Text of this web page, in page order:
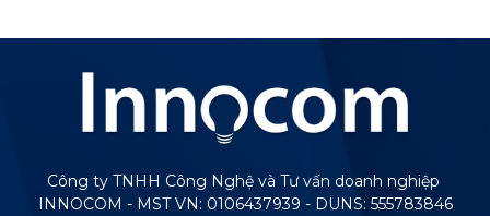
Công ty TNHH Công Nghệ và Tư vấn doanh nghiệp
INNOCOM - MST VN: 0106437939 - DUNS: 555783846